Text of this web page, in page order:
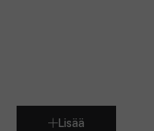
Lisää